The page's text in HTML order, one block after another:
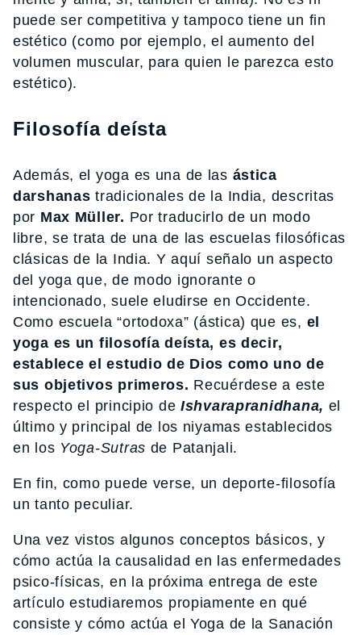
puede ser competitiva y tampoco tiene un fin
estético (como por ejemplo, el aumento del
volumen muscular, para quien le parezca esto
estético).
Filosofía deísta
Además, el yoga es una de las ástica
darshanas tradicionales de la India, descritas
por Max Müller. Por traducirlo de un modo
libre, se trata de una de las escuelas filosóficas
clásicas de la India. Y aquí señalo un aspecto
del yoga que, de modo ignorante o
intencionado, suele eludirse en Occidente.
Como escuela “ortodoxa” (ástica) que es, el
yoga es un filosofía deísta, es decir,
establece el estudio de Dios como uno de
sus objetivos primeros. Recuérdese a este
respecto el principio de Ishvarapranidhana, el
último y principal de los niyamas establecidos
en los Yoga-Sutras de Patanjali.
En fin, como puede verse, un deporte-filosofía
un tanto peculiar.
Una vez vistos algunos conceptos básicos, y
cómo actúa la causalidad en las enfermedades
psico-físicas, en la próxima entrega de este
artículo estudiaremos propiamente en qué
consiste y cómo actúa el Yoga de la Sanación